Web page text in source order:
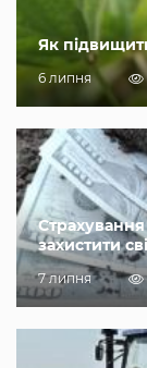
Як
6 липня
захистити
7 липня